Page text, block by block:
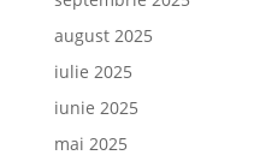
august 2025
iulie 2025
iunie 2025
mai 2025